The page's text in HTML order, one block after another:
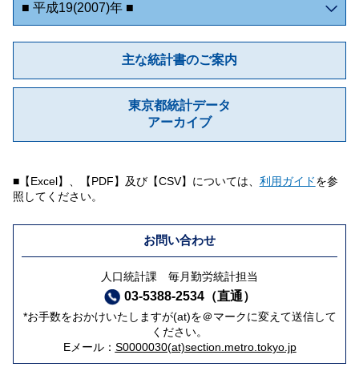
■ 平成19(2007)年 ■
主な統計書のご案内
東京都統計データ
アーカイブ
■【Excel】、【PDF】及び【CSV】については、 利用ガイドを参
照してください。
お問い合わせ
人口統計課 毎月勤労統計担当
03-5388-2534（直通）
*お手数をおかけいたしますが(at)を＠マークに変えて送信して
ください。
Eメール： S0000030(at)section.metro.tokyo.jp